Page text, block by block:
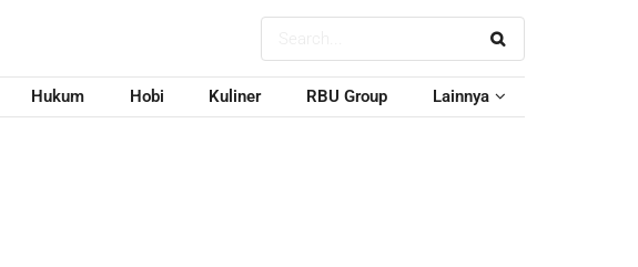
Hukum Hobi Kuliner RBU Group Lainnya